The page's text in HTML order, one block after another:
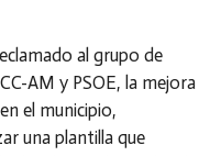
al grupo de
AM y PSOE, la mejora
el municipio,
una plantilla que